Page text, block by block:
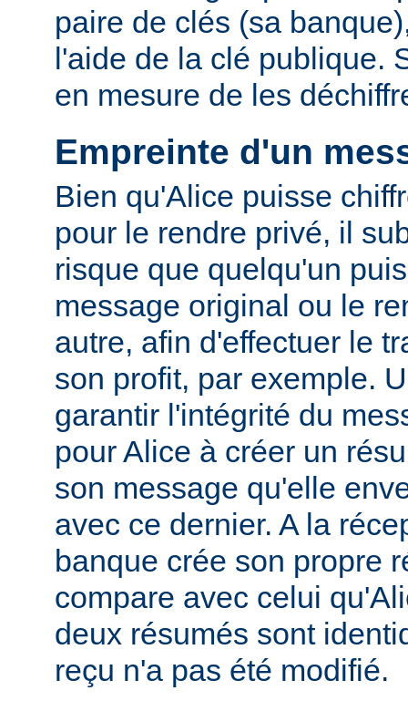
paire de clés (sa
l'aide de la clé publique.
en mesure de les
Empreinte d'un
Bien qu'Alice puisse
pour le rendre privé, il
risque que quelqu'un
message original ou le
autre, afin d'effectuer le
son profit, par exemple.
garantir l'intégrité du
pour Alice à créer un
son message qu'elle
avec ce dernier. A la
banque crée son propre
compare avec celui
deux résumés sont
reçu n'a pas été modifié.